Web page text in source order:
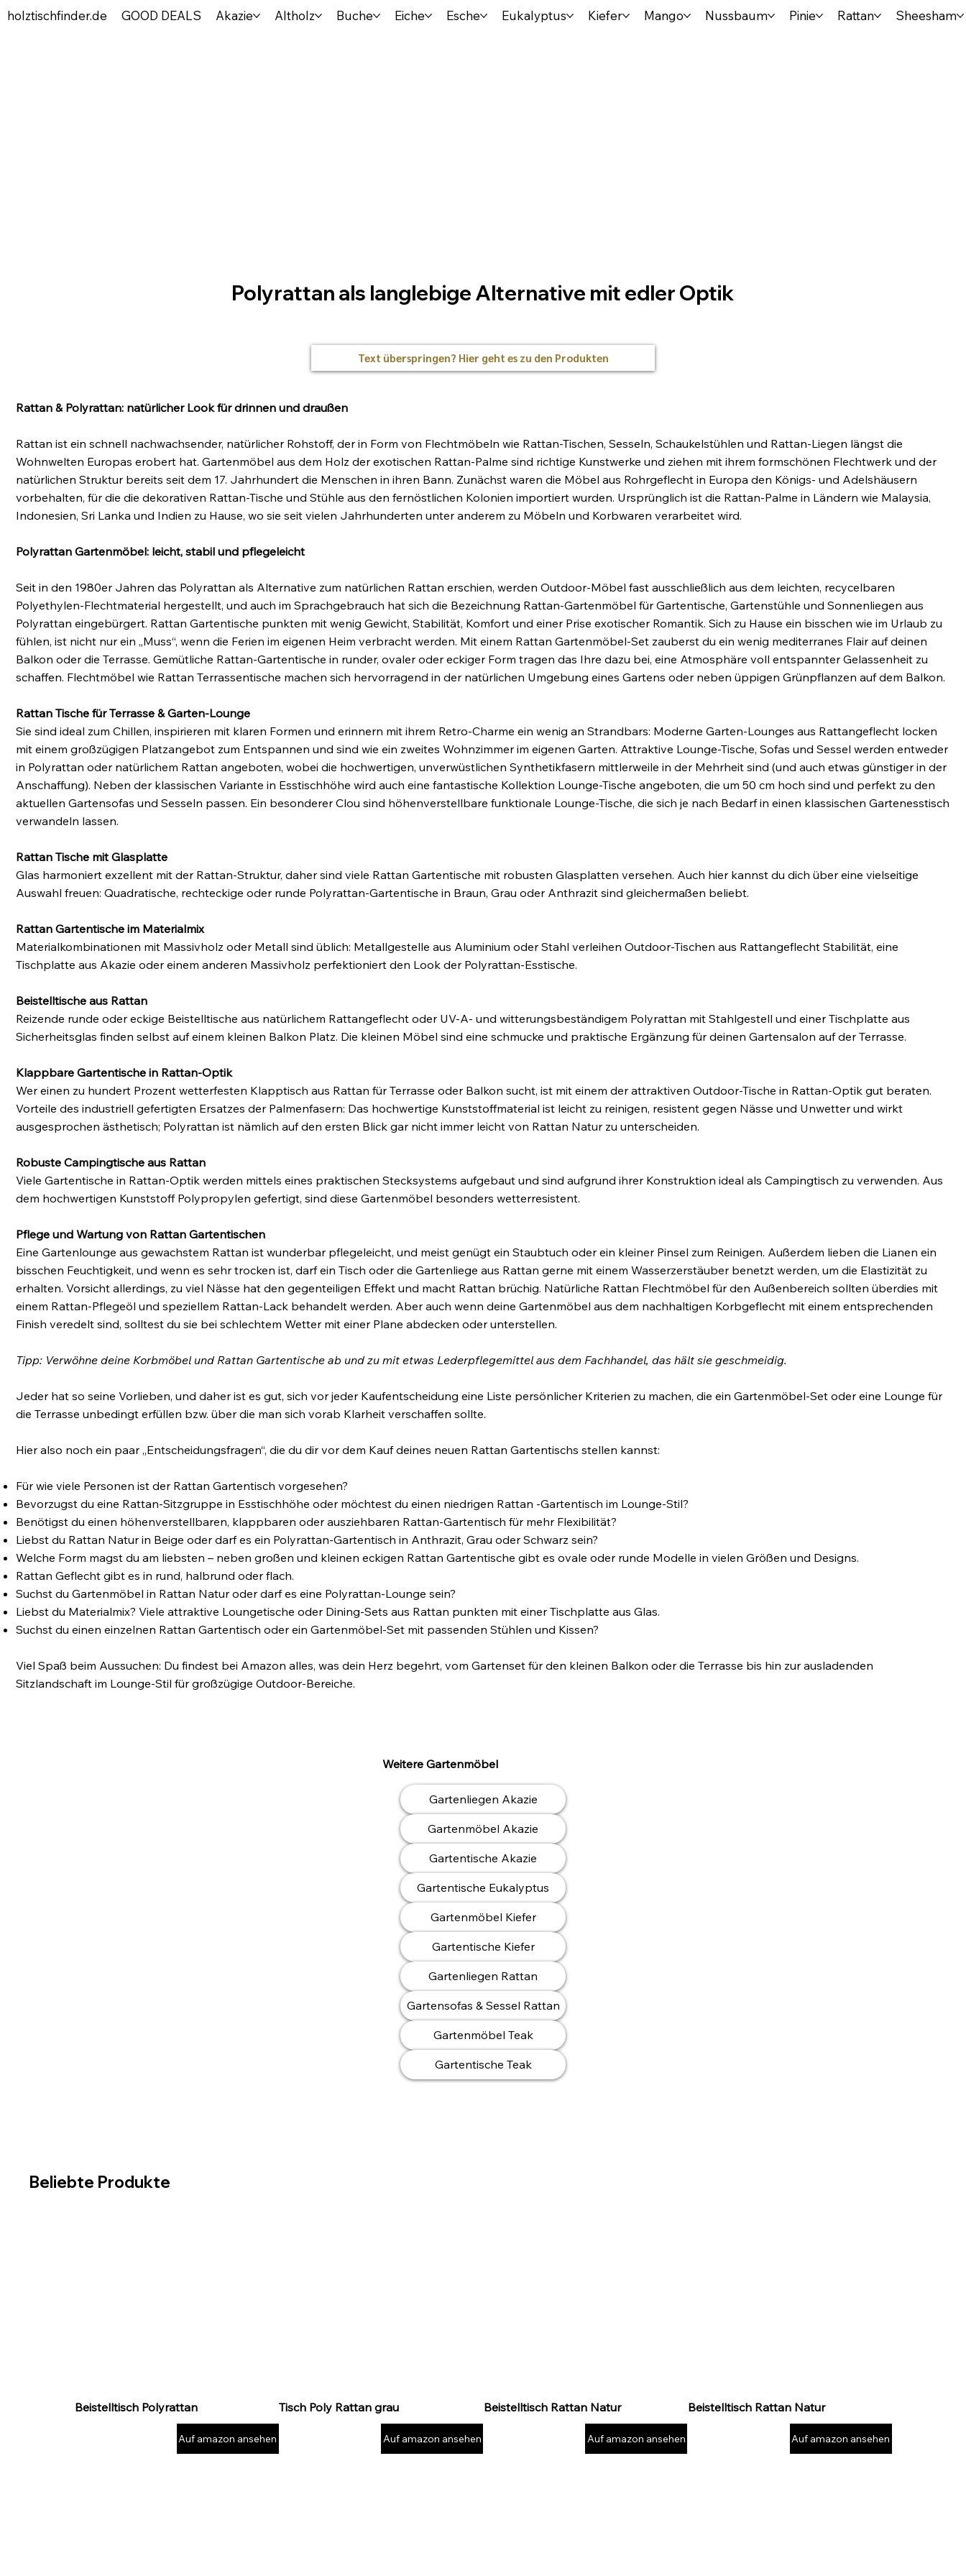
holztischfinder.de GOOD DEALS Akazie Altholz Buche Eiche Esche Eukalyptus Kiefer Mango Nussbaum Pinie Rattan Sheesham
Polyrattan als langlebige Alternative mit edler Optik
Text überspringen? Hier geht es zu den Produkten
Rattan & Polyrattan: natürlicher Look für drinnen und draußen
Rattan ist ein schnell nachwachsender, natürlicher Rohstoff, der in Form von Flechtmöbeln wie Rattan-Tischen, Sesseln, Schaukelstühlen und Rattan-Liegen längst die
Wohnwelten Europas erobert hat. Gartenmöbel aus dem Holz der exotischen Rattan-Palme sind richtige Kunstwerke und ziehen mit ihrem formschönen Flechtwerk und der
natürlichen Struktur bereits seit dem 17. Jahrhundert die Menschen in ihren Bann. Zunächst waren die Möbel aus Rohrgeflecht in Europa den Königs- und Adelshäusern
vorbehalten, für die die dekorativen Rattan-Tische und Stühle aus den fernöstlichen Kolonien importiert wurden. Ursprünglich ist die Rattan-Palme in Ländern wie Malaysia,
Indonesien, Sri Lanka und Indien zu Hause, wo sie seit vielen Jahrhunderten unter anderem zu Möbeln und Korbwaren verarbeitet wird.
Polyrattan Gartenmöbel: leicht, stabil und pflegeleicht
Seit in den 1980er Jahren das Polyrattan als Alternative zum natürlichen Rattan erschien, werden Outdoor-Möbel fast ausschließlich aus dem leichten, recycelbaren
Polyethylen-Flechtmaterial hergestellt, und auch im Sprachgebrauch hat sich die Bezeichnung Rattan-Gartenmöbel für Gartentische, Gartenstühle und Sonnenliegen aus
Polyrattan eingebürgert. Rattan Gartentische punkten mit wenig Gewicht, Stabilität, Komfort und einer Prise exotischer Romantik. Sich zu Hause ein bisschen wie im Urlaub zu
fühlen, ist nicht nur ein „Muss“, wenn die Ferien im eigenen Heim verbracht werden. Mit einem Rattan Gartenmöbel-Set zauberst du ein wenig mediterranes Flair auf deinen
Balkon oder die Terrasse. Gemütliche Rattan-Gartentische in runder, ovaler oder eckiger Form tragen das Ihre dazu bei, eine Atmosphäre voll entspannter Gelassenheit zu
schaffen. Flechtmöbel wie Rattan Terrassentische machen sich hervorragend in der natürlichen Umgebung eines Gartens oder neben üppigen Grünpflanzen auf dem Balkon.
Rattan Tische für Terrasse & Garten-Lounge
Sie sind ideal zum Chillen, inspirieren mit klaren Formen und erinnern mit ihrem Retro-Charme ein wenig an Strandbars: Moderne Garten-Lounges aus Rattangeflecht locken
mit einem großzügigen Platzangebot zum Entspannen und sind wie ein zweites Wohnzimmer im eigenen Garten. Attraktive Lounge-Tische, Sofas und Sessel werden entweder
in Polyrattan oder natürlichem Rattan angeboten, wobei die hochwertigen, unverwüstlichen Synthetikfasern mittlerweile in der Mehrheit sind (und auch etwas günstiger in der
Anschaffung). Neben der klassischen Variante in Esstischhöhe wird auch eine fantastische Kollektion Lounge-Tische angeboten, die um 50 cm hoch sind und perfekt zu den
aktuellen Gartensofas und Sesseln passen. Ein besonderer Clou sind höhenverstellbare funktionale Lounge-Tische, die sich je nach Bedarf in einen klassischen Gartenesstisch
verwandeln lassen.
Rattan Tische mit Glasplatte
Glas harmoniert exzellent mit der Rattan-Struktur, daher sind viele Rattan Gartentische mit robusten Glasplatten versehen. Auch hier kannst du dich über eine vielseitige
Auswahl freuen: Quadratische, rechteckige oder runde Polyrattan-Gartentische in Braun, Grau oder Anthrazit sind gleichermaßen beliebt.
Rattan Gartentische im Materialmix
Materialkombinationen mit Massivholz oder Metall sind üblich: Metallgestelle aus Aluminium oder Stahl verleihen Outdoor-Tischen aus Rattangeflecht Stabilität, eine
Tischplatte aus Akazie oder einem anderen Massivholz perfektioniert den Look der Polyrattan-Esstische.
Beistelltische aus Rattan
Reizende runde oder eckige Beistelltische aus natürlichem Rattangeflecht oder UV-A- und witterungsbeständigem Polyrattan mit Stahlgestell und einer Tischplatte aus
Sicherheitsglas finden selbst auf einem kleinen Balkon Platz. Die kleinen Möbel sind eine schmucke und praktische Ergänzung für deinen Gartensalon auf der Terrasse.
Klappbare Gartentische in Rattan-Optik
Wer einen zu hundert Prozent wetterfesten Klapptisch aus Rattan für Terrasse oder Balkon sucht, ist mit einem der attraktiven Outdoor-Tische in Rattan-Optik gut beraten.
Vorteile des industriell gefertigten Ersatzes der Palmenfasern: Das hochwertige Kunststoffmaterial ist leicht zu reinigen, resistent gegen Nässe und Unwetter und wirkt
ausgesprochen ästhetisch; Polyrattan ist nämlich auf den ersten Blick gar nicht immer leicht von Rattan Natur zu unterscheiden.
Robuste Campingtische aus Rattan
Viele Gartentische in Rattan-Optik werden mittels eines praktischen Stecksystems aufgebaut und sind aufgrund ihrer Konstruktion ideal als Campingtisch zu verwenden. Aus
dem hochwertigen Kunststoff Polypropylen gefertigt, sind diese Gartenmöbel besonders wetterresistent.
Pflege und Wartung von Rattan Gartentischen
Eine Gartenlounge aus gewachstem Rattan ist wunderbar pflegeleicht, und meist genügt ein Staubtuch oder ein kleiner Pinsel zum Reinigen. Außerdem lieben die Lianen ein
bisschen Feuchtigkeit, und wenn es sehr trocken ist, darf ein Tisch oder die Gartenliege aus Rattan gerne mit einem Wasserzerstäuber benetzt werden, um die Elastizität zu
erhalten. Vorsicht allerdings, zu viel Nässe hat den gegenteiligen Effekt und macht Rattan brüchig. Natürliche Rattan Flechtmöbel für den Außenbereich sollten überdies mit
einem Rattan-Pflegeöl und speziellem Rattan-Lack behandelt werden. Aber auch wenn deine Gartenmöbel aus dem nachhaltigen Korbgeflecht mit einem entsprechenden
Finish veredelt sind, solltest du sie bei schlechtem Wetter mit einer Plane abdecken oder unterstellen.
Tipp: Verwöhne deine Korbmöbel und Rattan Gartentische ab und zu mit etwas Lederpflegemittel aus dem Fachhandel, das hält sie geschmeidig.
Jeder hat so seine Vorlieben, und daher ist es gut, sich vor jeder Kaufentscheidung eine Liste persönlicher Kriterien zu machen, die ein Gartenmöbel-Set oder eine Lounge für
die Terrasse unbedingt erfüllen bzw. über die man sich vorab Klarheit verschaffen sollte.
Hier also noch ein paar „Entscheidungsfragen“, die du dir vor dem Kauf deines neuen Rattan Gartentischs stellen kannst:
Für wie viele Personen ist der Rattan Gartentisch vorgesehen?
Bevorzugst du eine Rattan-Sitzgruppe in Esstischhöhe oder möchtest du einen niedrigen Rattan -Gartentisch im Lounge-Stil?
Benötigst du einen höhenverstellbaren, klappbaren oder ausziehbaren Rattan-Gartentisch für mehr Flexibilität?
Liebst du Rattan Natur in Beige oder darf es ein Polyrattan-Gartentisch in Anthrazit, Grau oder Schwarz sein?
Welche Form magst du am liebsten – neben großen und kleinen eckigen Rattan Gartentische gibt es ovale oder runde Modelle in vielen Größen und Designs.
Rattan Geflecht gibt es in rund, halbrund oder flach.
Suchst du Gartenmöbel in Rattan Natur oder darf es eine Polyrattan-Lounge sein?
Liebst du Materialmix? Viele attraktive Loungetische oder Dining-Sets aus Rattan punkten mit einer Tischplatte aus Glas.
Suchst du einen einzelnen Rattan Gartentisch oder ein Gartenmöbel-Set mit passenden Stühlen und Kissen?
Viel Spaß beim Aussuchen: Du findest bei Amazon alles, was dein Herz begehrt, vom Gartenset für den kleinen Balkon oder die Terrasse bis hin zur ausladenden
Sitzlandschaft im Lounge-Stil für großzügige Outdoor-Bereiche.
Weitere Gartenmöbel
Gartenliegen Akazie
Gartenmöbel Akazie
Gartentische Akazie
Gartentische Eukalyptus
Gartenmöbel Kiefer
Gartentische Kiefer
Gartenliegen Rattan
Gartensofas & Sessel Rattan
Gartenmöbel Teak
Gartentische Teak
Beliebte Produkte
Beistelltisch Polyrattan
Auf amazon ansehen
Tisch Poly Rattan grau
Auf amazon ansehen
Beistelltisch Rattan Natur
Auf amazon ansehen
Beistelltisch Rattan Natur
Auf amazon ansehen